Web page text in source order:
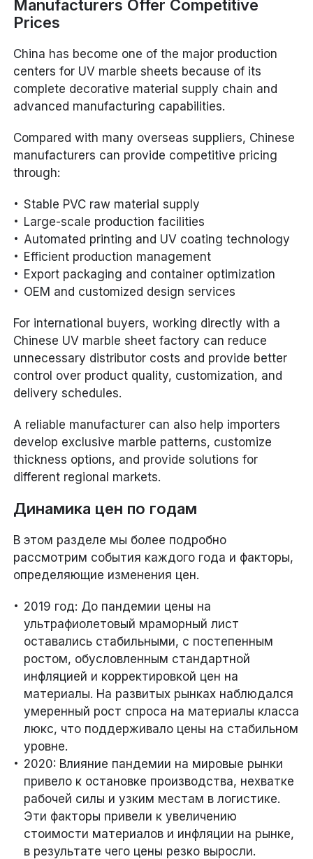
Manufacturers Offer Competitive
Prices
China has become one of the major production
centers for UV marble sheets because of its
complete decorative material supply chain and
advanced manufacturing capabilities.
Compared with many overseas suppliers, Chinese
manufacturers can provide competitive pricing
through:
Stable PVC raw material supply
Large-scale production facilities
Automated printing and UV coating technology
Efficient production management
Export packaging and container optimization
OEM and customized design services
For international buyers, working directly with a
Chinese UV marble sheet factory can reduce
unnecessary distributor costs and provide better
control over product quality, customization, and
delivery schedules.
A reliable manufacturer can also help importers
develop exclusive marble patterns, customize
thickness options, and provide solutions for
different regional markets.
Динамика цен по годам
В этом разделе мы более подробно
рассмотрим события каждого года и факторы,
определяющие изменения цен.
2019 год: До пандемии цены на
ультрафиолетовый мраморный лист
оставались стабильными, с постепенным
ростом, обусловленным стандартной
инфляцией и корректировкой цен на
материалы. На развитых рынках наблюдался
умеренный рост спроса на материалы класса
люкс, что поддерживало цены на стабильном
уровне.
2020: Влияние пандемии на мировые рынки
привело к остановке производства, нехватке
рабочей силы и узким местам в логистике.
Эти факторы привели к увеличению
стоимости материалов и инфляции на рынке,
в результате чего цены резко выросли.